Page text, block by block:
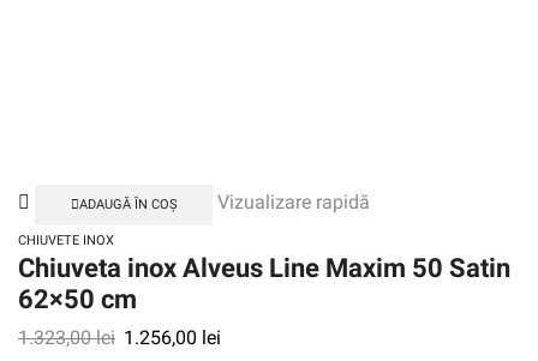
ADAUGĂ ÎN COȘ Vizualizare rapidă
CHIUVETE INOX
Chiuveta inox Alveus Line Maxim 50 Satin
62×50 cm
1.323,00lei 1.256,00 lei